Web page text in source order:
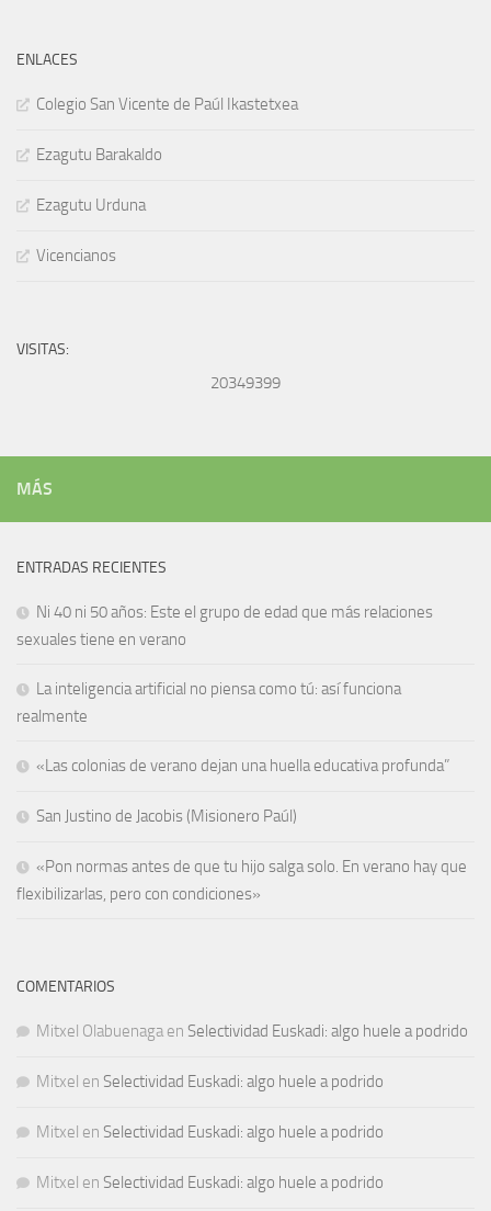
ENLACES
Colegio San Vicente de Paúl Ikastetxea
Ezagutu Barakaldo
Ezagutu Urduna
Vicencianos
VISITAS:
20349399
MÁS
ENTRADAS RECIENTES
Ni 40 ni 50 años: Este el grupo de edad que más relaciones
sexuales tiene en verano
La inteligencia artificial no piensa como tú: así funciona
realmente
«Las colonias de verano dejan una huella educativa profunda”
San Justino de Jacobis (Misionero Paúl)
«Pon normas antes de que tu hijo salga solo. En verano hay que
flexibilizarlas, pero con condiciones»
COMENTARIOS
Mitxel Olabuenaga en Selectividad Euskadi: algo huele a podrido
Mitxel en Selectividad Euskadi: algo huele a podrido
Mitxel en Selectividad Euskadi: algo huele a podrido
Mitxel en Selectividad Euskadi: algo huele a podrido